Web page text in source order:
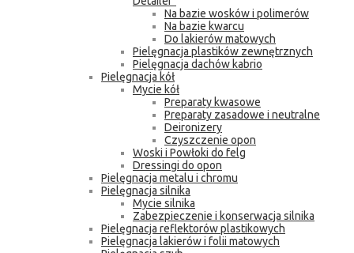
Na bazie wosków i polimerów
Na bazie kwarcu
Do lakierów matowych
Pielęgnacja plastików zewnętrznych
Pielęgnacja dachów kabrio
Pielęgnacja kół
Mycie kół
Preparaty kwasowe
Preparaty zasadowe i neutralne
Deironizery
Czyszczenie opon
Woski i Powłoki do felg
Dressingi do opon
Pielęgnacja metalu i chromu
Pielęgnacja silnika
Mycie silnika
Zabezpieczenie i konserwacja silnika
Pielęgnacja reflektorów plastikowych
Pielęgnacja lakierów i folii matowych